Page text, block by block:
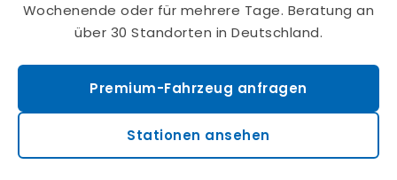
Wochenende oder für mehrere Tage. Beratung an
über 30 Standorten in Deutschland.
Premium-Fahrzeug anfragen
Stationen ansehen